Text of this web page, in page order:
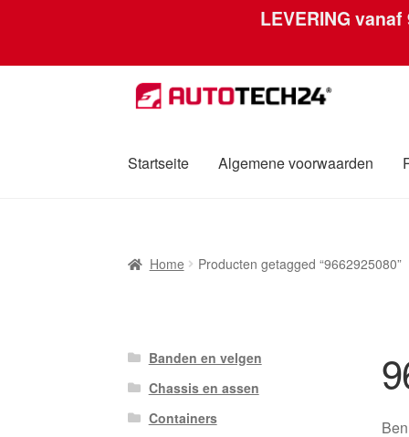
LEVERING vanaf
Ga
door
navigatie
Ga
naar
inhoud
Startseite Algemene voorwaarden
Over ons PrivacybeleidWereldwijde
Home Producten getagged “9662925080”
Banden en velgen
Chassis en assen
Containers